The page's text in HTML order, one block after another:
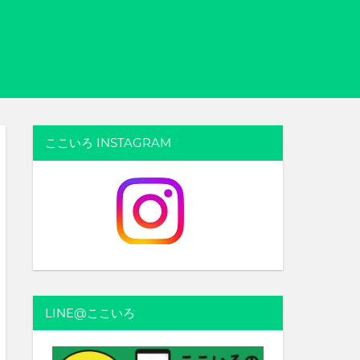
ここいろ INSTAGRAM
LINE@ここいろ